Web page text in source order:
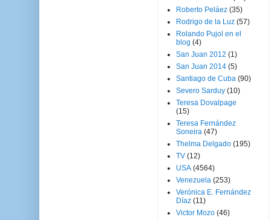
Roberto Peláez (35)
Rodrigo de la Luz (57)
Rolando Pujol en el
blog (4)
San Juan 2012 (1)
San Juan 2014 (5)
Santiago de Cuba (90)
Severo Sarduy (10)
Teresa Dovalpage
(15)
Teresa Fernández
Soneira (47)
Thelma Delgado (195)
TV (12)
USA (4564)
Venezuela (253)
Verónica E. Fernández
Díaz (11)
Victor Mozo (46)